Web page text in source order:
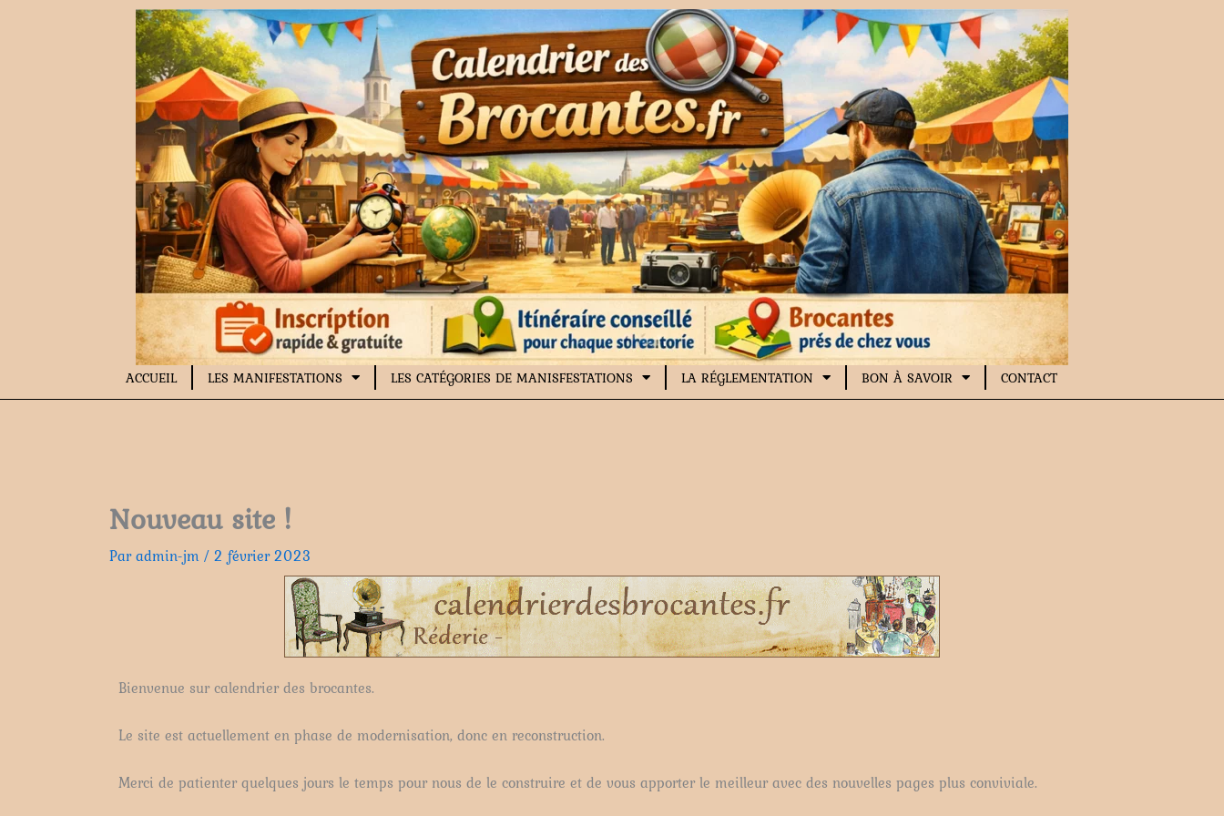
ACCUEIL LES MANIFESTATIONS LES CATÉGORIES DE MANISFESTATIONS LA RÉGLEMENTATION BON À SAVOIR CONTACT
Nouveau site !
Paradmin-jm / 2 février 2023
Bienvenue sur calendrier des brocantes.
Le site est actuellement en phase de modernisation, donc en reconstruction.
Merci de patienter quelques jours le temps pour nous de le construire et de vous apporter le meilleur avec des nouvelles pages plus conviviale.